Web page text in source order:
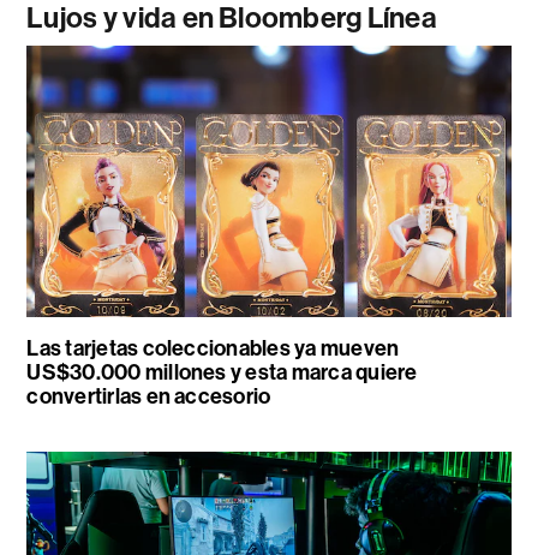
Lujos y vida en Bloomberg Línea
Las tarjetas coleccionables ya mueven
US$30.000 millones y esta marca quiere
convertirlas en accesorio